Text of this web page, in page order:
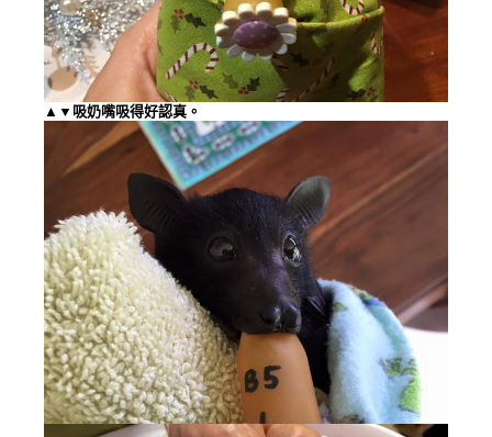
▲▼吸奶嘴吸得好認真。